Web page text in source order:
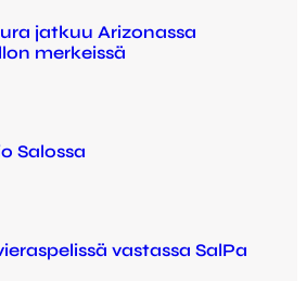
jatkuu Arizonassa
merkeissä
Salossa
vastassa SalPa